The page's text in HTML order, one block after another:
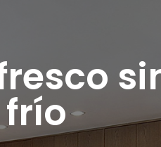
aire
360°